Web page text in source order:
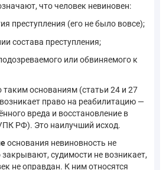
что человек невиновен:
преступления (его не было вовсе);
состава преступления;
или обвиняемого к
основаниям (статьи 24 и 27
право на реабилитацию —
вреда и восстановление в
РФ). Это наилучший исход.
основания невиновность не
судимости не возникает,
не оправдан. К ним относятся